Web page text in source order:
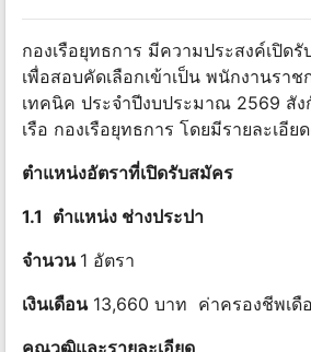
กองเรือยุทธการ มีความประสงค์เปิด
เพื่อสอบคัดเลือกเข้าเป็น พนักงานรา
เทคนิค ประจําปีงบประมาณ 2569 สั
เรือ กองเรือยุทธการ โดยมีรายละเอีย
ตําแหน่งอัตราที่เปิดรับสมัคร
1.1 ตําแหน่ง ช่างประปา
จำนวน 1 อัตรา
เงินเดือน13,660 บาท ค่าครองชีพเดื
คุณวุฒิและรายละเอียด